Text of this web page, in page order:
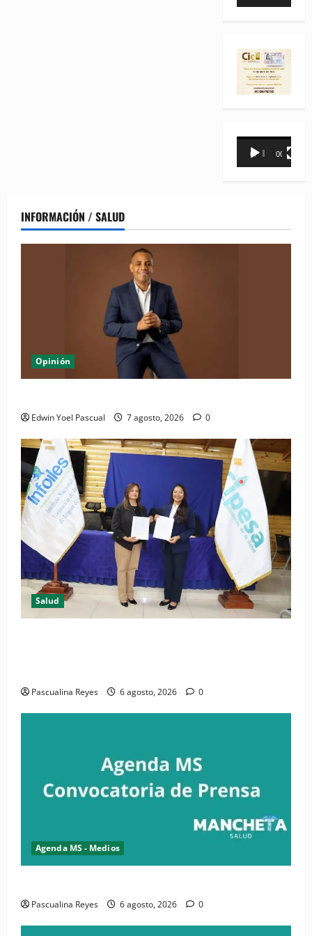
Reproductor
00:00 00:31
INFORMACIÓN / SALUD
Opinión
Edwin Yoel Pascual 7 agosto, 2026 0
Salud
Pascualina Reyes 6 agosto, 2026 0
Agenda MS - Medios
Pascualina Reyes 6 agosto, 2026 0